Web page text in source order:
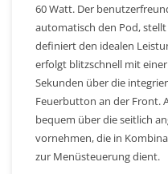
60 Watt. Der
automatisch den Pod,
definiert den idealen
erfolgt blitzschnell mit
Sekunden über die
Feuerbutton an der Front.
bequem über die seitlich
vornehmen, die in
zur Menüsteuerung dient.